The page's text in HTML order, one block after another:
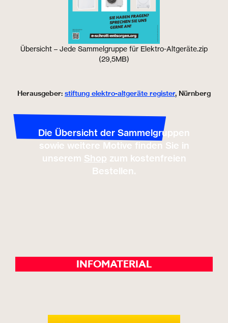
Übersicht – Jede Sammelgruppe für Elektro-Altgeräte.zip
(29,5MB)
Herausgeber: stiftung elektro-altgeräte register, Nürnberg
Die Übersicht der Sammelgruppen
sowie weitere Motive finden Sie in
unserem Shop zum kostenfreien
Bestellen.
INFOMATERIAL